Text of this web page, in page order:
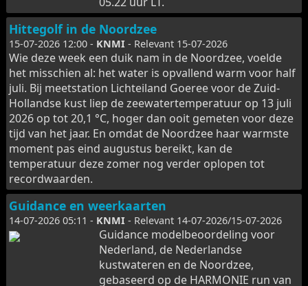
Hittegolf in de Noordzee
15-07-2026 12:00 - KNMI - Relevant 15-07-2026
Wie deze week een duik nam in de Noordzee, voelde
het misschien al: het water is opvallend warm voor half
juli. Bij meetstation Lichteiland Goeree voor de Zuid-
Hollandse kust liep de zeewatertemperatuur op 13 juli
2026 op tot 20,1 °C, hoger dan ooit gemeten voor deze
tijd van het jaar. En omdat de Noordzee haar warmste
moment pas eind augustus bereikt, kan de
temperatuur deze zomer nog verder oplopen tot
recordwaarden.
Guidance en weerkaarten
14-07-2026 05:11 - KNMI - Relevant 14-07-2026/15-07-2026
Guidance modelbeoordeling voor
Nederland, de Nederlandse
kustwateren en de Noordzee,
gebaseerd op de HARMONIE run van